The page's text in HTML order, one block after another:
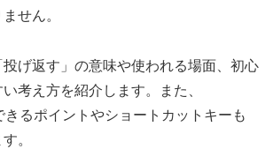
せん。
げ返す」の意味や使われる場面、初心
考え方を紹介します。また、
るポイントやショートカットキーも
。